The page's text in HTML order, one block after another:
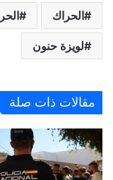
الحراك
لويزة حنون
مقالات ذات صلة